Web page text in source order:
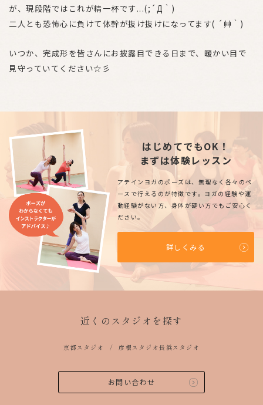
が、現段階ではこれが精一杯です...(;´Д｀)
二人とも恐怖心に負けて体幹が抜け抜けになってます( ´艸｀)
いつか、完成形を皆さんにお披露目できる日まで、暖かい目で
見守っていてください☆彡
はじめてでもOK！
まずは体験レッスン
アテインヨガのポーズは、無理なく各々のペ
ースで行えるのが特徴です。ヨガの経験や運
動経験がない方、身体が硬い方でもご安心く
ださい。
詳しくみる
近くのスタジオを探す
京都スタジオ 彦根スタジオ 長浜スタジオ
お問い合わせ